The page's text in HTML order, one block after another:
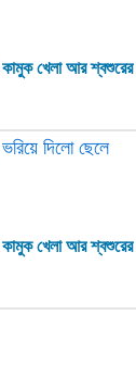
কামুক খেলা আর
কামুক খেলা আর